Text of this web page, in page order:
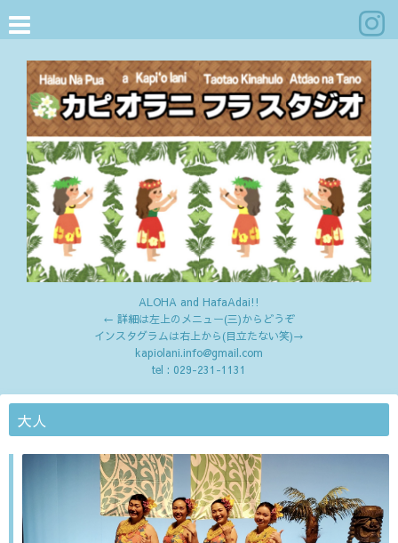
ALOHA and HafaAdai!!
← 詳細は左上のメニュー(三)からどうぞ
インスタグラムは右上から(目立たない笑)→
kapiolani.info@gmail.com
tel : 029-231-1131
大人